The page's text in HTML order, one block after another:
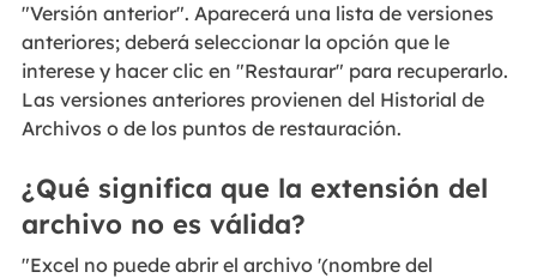
"Versión anterior". Aparecerá una lista de versiones
anteriores; deberá seleccionar la opción que le
interese y hacer clic en "Restaurar" para recuperarlo.
Las versiones anteriores provienen del Historial de
Archivos o de los puntos de restauración.
¿Qué significa que la extensión del
archivo no es válida?
"Excel no puede abrir el archivo '(nombre del